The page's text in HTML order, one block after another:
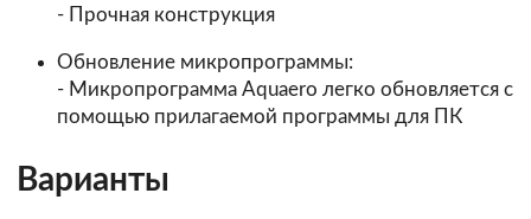
- Прочная конструкция
Обновление микропрограммы:
- Микропрограмма Aquaero легко обновляется с
помощью прилагаемой программы для ПК
Варианты